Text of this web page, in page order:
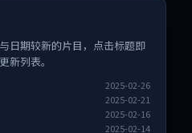
日期较新的片目，点击标题即
新列表。
2025-02-26
2025-02-21
2025-02-16
2025-02-14